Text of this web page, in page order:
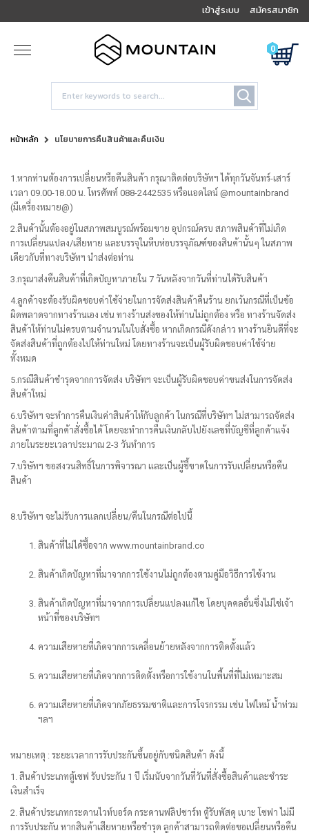
เข้าสู่ระบบ สมัครสมาชิก
0
หน้าหลัก นโยบายการคืนสินค้าและคืนเงิน
1.หากท่านต้องการเปลี่ยนหรือคืนสินค้า กรุณาติดต่อบริษัทฯ ได้ทุกวันจันทร์-เสาร์
เวลา 09.00-18.00 น. โทรศัพท์ 088-2442535 หรือแอดไลน์ @mountainbrand
(มีเครื่องหมาย@)
2.สินค้านั้นต้องอยู่ในสภาพสมบูรณ์พร้อมขาย อุปกรณ์ครบ สภาพสินค้าที่ไม่เกิด
การเปลี่ยนแปลง/เสียหาย และบรรจุในหีบห่อบรรจุภัณฑ์ของสินค้านั้นๆ ในสภาพ
เดียวกับที่ทางบริษัทฯ นำส่งต่อท่าน
3.กรุณาส่งคืนสินค้าที่เกิดปัญหาภายใน 7 วันหลังจากวันที่ท่านได้รับสินค้า
4.ลูกค้าจะต้องรับผิดชอบค่าใช้จ่ายในการจัดส่งสินค้าคืนร้าน ยกเว้นกรณีที่เป็นข้อ
ผิดพลาดจากทางร้านเอง เช่น ทางร้านส่งของให้ท่านไม่ถูกต้อง หรือ ทางร้านจัดส่ง
สินค้าให้ท่านไม่ครบตามจำนวนในใบสั่งซื้อ หากเกิดกรณีดังกล่าว ทางร้านยินดีที่จะ
จัดส่งสินค้าที่ถูกต้องไปให้ท่านใหม่ โดยทางร้านจะเป็นผู้รับผิดชอบค่าใช้จ่าย
ทั้งหมด
5.กรณีสินค้าชำรุดจากการจัดส่ง บริษัทฯ จะเป็นผู้รับผิดชอบค่าขนส่งในการจัดส่ง
สินค้าใหม่
6.บริษัทฯ จะทำการคืนเงินค่าสินค้าให้กับลูกค้า ในกรณีที่บริษัทฯ ไม่สามารถจัดส่ง
สินค้าตามที่ลูกค้าสั่งซื้อได้ โดยจะทำการคืนเงินกลับไปยังเลขที่บัญชีที่ลูกค้าแจ้ง
ภายในระยะเวลาประมาณ 2-3 วันทำการ
7.บริษัทฯ ขอสงวนสิทธิ์ในการพิจารณา และเป็นผู้ชี้ขาดในการรับเปลี่ยนหรือคืน
สินค้า
8.บริษัทฯ จะไม่รับการแลกเปลี่ยน/คืนในกรณีต่อไปนี้
สินค้าที่ไม่ได้ซื้อจาก www.mountainbrand.co
สินค้าเกิดปัญหาที่มาจากการใช้งานไม่ถูกต้องตามคู่มือวิธีการใช้งาน
สินค้าเกิดปัญหาที่มาจากการเปลี่ยนแปลงแก้ไข โดยบุคคลอื่นซึ่งไม่ใช่เจ้า
หน้าที่ของบริษัทฯ
ความเสียหายที่เกิดจากการเคลื่อนย้ายหลังจากการติดตั้งแล้ว
ความเสียหายที่เกิดจากการติดตั้งหรือการใช้งานในพื้นที่ที่ไม่เหมาะสม
ความเสียหายที่เกิดจากภัยธรรมชาติและการโจรกรรม เช่น ไฟไหม้ น้ำท่วม
ฯลฯ
หมายเหตุ : ระยะเวลาการรับประกันขึ้นอยู่กับชนิดสินค้า ดังนี้
1. สินค้าประเภทตู้เซฟ รับประกัน 1 ปี เริ่มนับจากวันที่วันที่สั่งซื้อสินค้าและชำระ
เงินสำเร็จ
2. สินค้าประเภทกระดานไวท์บอร์ด กระดานฟลิปชาร์ท ตู้รับพัสดุ เบาะ โซฟา ไม่มี
การรับประกัน หากสินค้าเสียหายหรือชำรุด ลูกค้าสามารถติดต่อขอเปลี่ยนหรือคืน